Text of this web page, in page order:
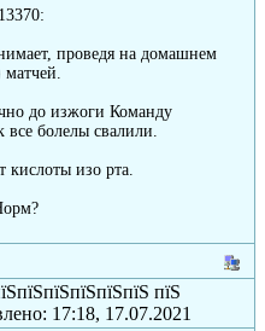
проведя на домашнем
матчей.
до изжоги Команду
все болелы свалили.
изо рта.
пїЅ
17:18, 17.07.2021